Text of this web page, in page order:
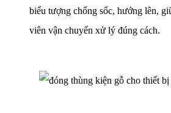
biểu tượng chống sốc, hướng lên,
viên vận chuyển xử lý đúng cách.